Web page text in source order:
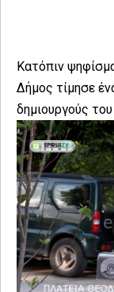
Κατόπιν
Δήμος τίμησε
δημιουργούς